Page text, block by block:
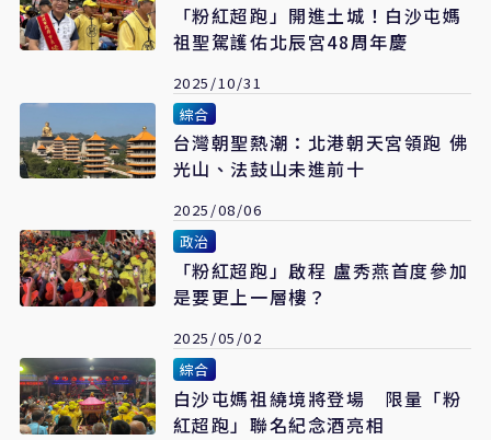
「粉紅超跑」開進土城！白沙屯媽
祖聖駕護佑北辰宮48周年慶
2025/10/31
綜合
台灣朝聖熱潮：北港朝天宮領跑 佛
光山、法鼓山未進前十
2025/08/06
政治
「粉紅超跑」啟程 盧秀燕首度參加
是要更上一層樓？
2025/05/02
綜合
白沙屯媽祖繞境將登場 限量「粉
紅超跑」聯名紀念酒亮相